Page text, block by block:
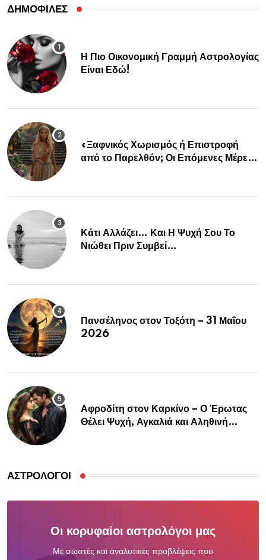
ΔΗΜΟΦΙΛΕΣ
Η Πιο Οικονομική Γραμμή Αστρολογίας
Είναι Εδώ!
«Ξαφνικός Χωρισμός ή Επιστροφή
από το Παρελθόν; Οι Επόμενες Μέρες
Κάτι Αλλάζει… Και Η Ψυχή Σου Το
Νιώθει Πριν Συμβεί…
Πανσέληνος στον Τοξότη – 31 Μαΐου
2026
Αφροδίτη στον Καρκίνο – Ο Έρωτας
Θέλει Ψυχή, Αγκαλιά και Αληθινή
ΑΣΤΡΟΛΌΓΟΙ
Οι κορυφαίοι αστρολόγοι μας
Με σωστές και αναλυτικές προβλέψεις που